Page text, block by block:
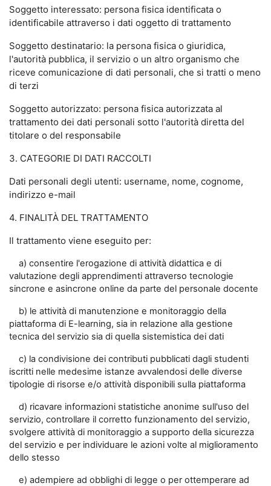
Soggetto interessato: persona fisica identificata o
identificabile attraverso i dati oggetto di trattamento
Soggetto destinatario: la persona fisica o giuridica,
l'autorità pubblica, il servizio o un altro organismo che
riceve comunicazione di dati personali, che si tratti o meno
di terzi
Soggetto autorizzato: persona fisica autorizzata al
trattamento dei dati personali sotto l'autorità diretta del
titolare o del responsabile
3. CATEGORIE DI DATI RACCOLTI
Dati personali degli utenti: username, nome, cognome,
indirizzo e-mail
4. FINALITÀ DEL TRATTAMENTO
Il trattamento viene eseguito per:
a) consentire l'erogazione di attività didattica e di
valutazione degli apprendimenti attraverso tecnologie
sincrone e asincrone online da parte del personale docente
b) le attività di manutenzione e monitoraggio della
piattaforma di E-learning, sia in relazione alla gestione
tecnica del servizio sia di quella sistemistica dei dati
c) la condivisione dei contributi pubblicati dagli studenti
iscritti nelle medesime istanze avvalendosi delle diverse
tipologie di risorse e/o attività disponibili sulla piattaforma
d) ricavare informazioni statistiche anonime sull'uso del
servizio, controllare il corretto funzionamento del servizio,
svolgere attività di monitoraggio a supporto della sicurezza
del servizio e per individuare le azioni volte al miglioramento
dello stesso
e) adempiere ad obblighi di legge o per ottemperare ad